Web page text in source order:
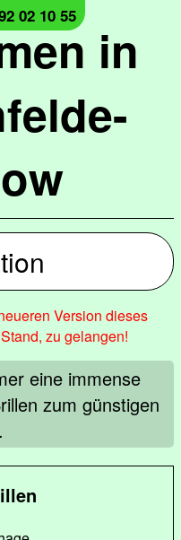
in
02 10 55
Version dieses
zu gelangen!
eine immense
zum günstigen